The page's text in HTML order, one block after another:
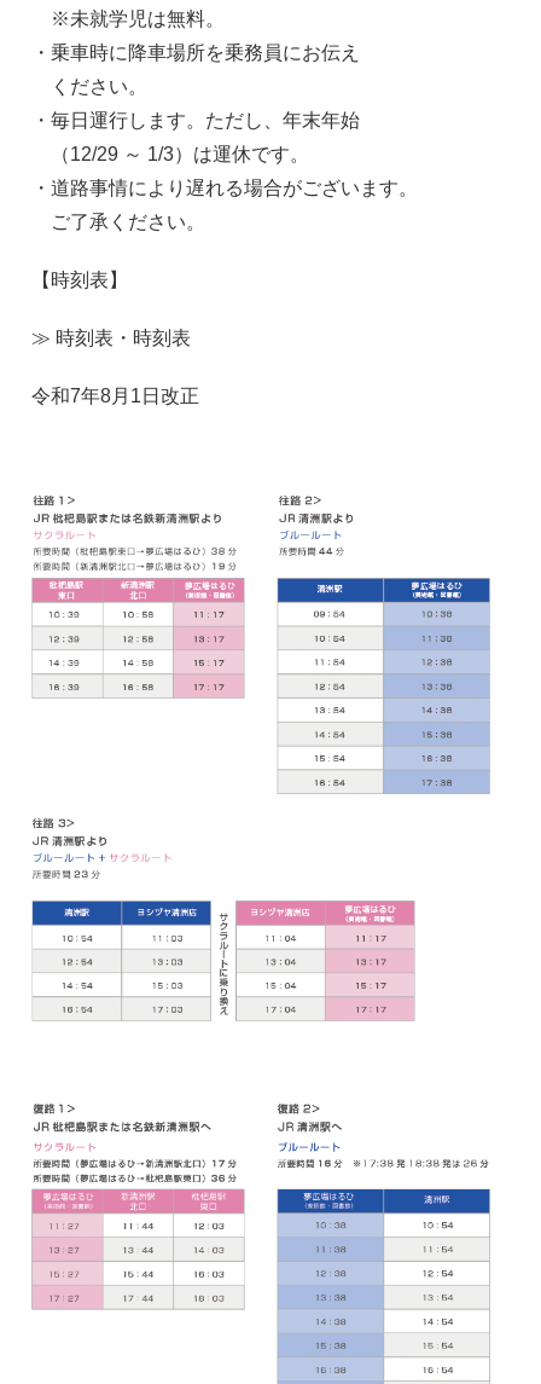
※未就学児は無料。
・乗車時に降車場所を乗務員にお伝え
ください。
・毎日運行します。ただし、年末年始
（12/29 ～ 1/3）は運休です。
・道路事情により遅れる場合がございます。
ご了承ください。
【時刻表】
≫ 時刻表・時刻表
令和7年8月1日改正